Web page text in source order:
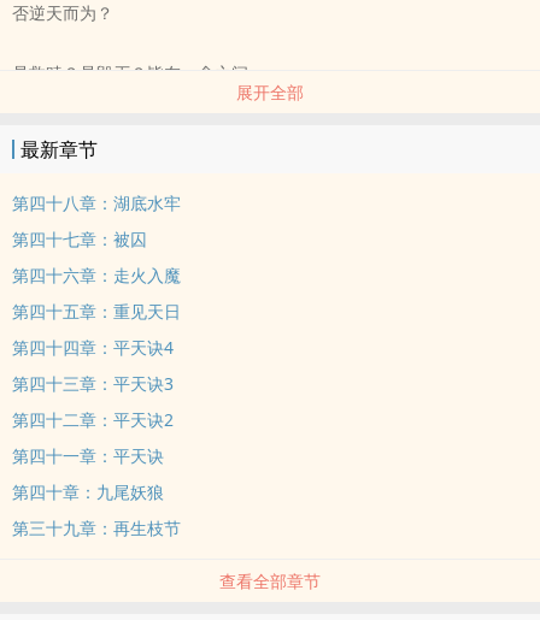
否逆天而为？
是救赎？是毁灭？皆在一念之间。
展开全部
最新章节
第四十八章：湖底水牢
第四十七章：被囚
第四十六章：走火入魔
第四十五章：重见天日
第四十四章：平天诀4
第四十三章：平天诀3
第四十二章：平天诀2
第四十一章：平天诀
第四十章：九尾妖狼
第三十九章：再生枝节
查看全部章节